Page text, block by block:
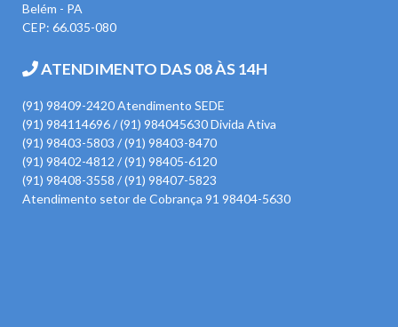
Belém - PA
CEP: 66.035-080
ATENDIMENTO DAS 08 ÀS 14H
(91) 98409-2420 Atendimento SEDE
(91) 984114696 / (91) 984045630 Divida Ativa
(91) 98403-5803 / (91) 98403-8470
(91) 98402-4812 / (91) 98405-6120
(91) 98408-3558 / (91) 98407-5823
Atendimento setor de Cobrança 91 98404-5630